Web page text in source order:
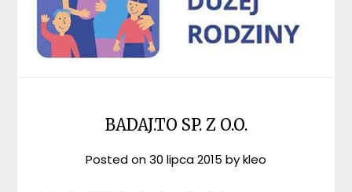
BADAJ.TO SP. Z O.O.
Posted on30 lipca 2015 bykleo